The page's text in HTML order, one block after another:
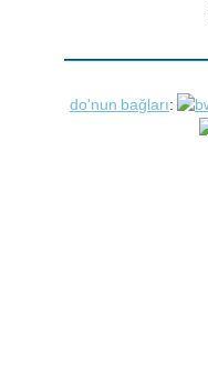
do'nun bağları: